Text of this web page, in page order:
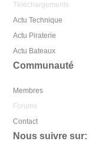
Téléchargements
Actu Technique
Actu Piraterie
Actu Bateaux
Communauté
Membres
Forums
Contact
Nous suivre sur: